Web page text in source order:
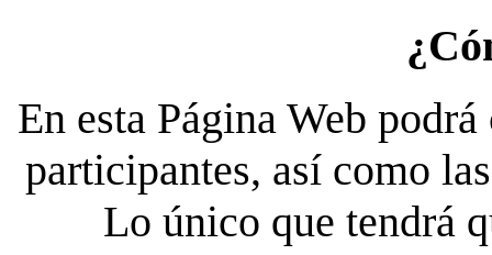
En esta Página Web
participantes, así como
Lo único que tendrá